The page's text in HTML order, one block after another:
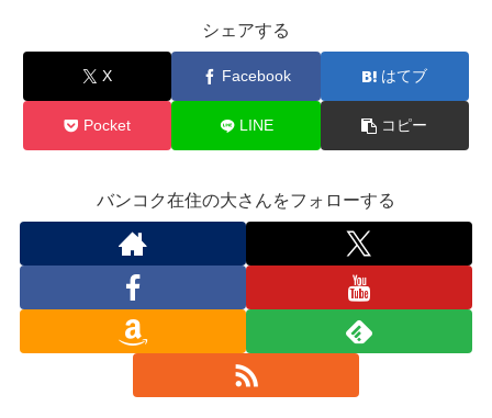
シェアする
X Facebook はてブ
Pocket LINE コピー
バンコク在住の大さんをフォローする